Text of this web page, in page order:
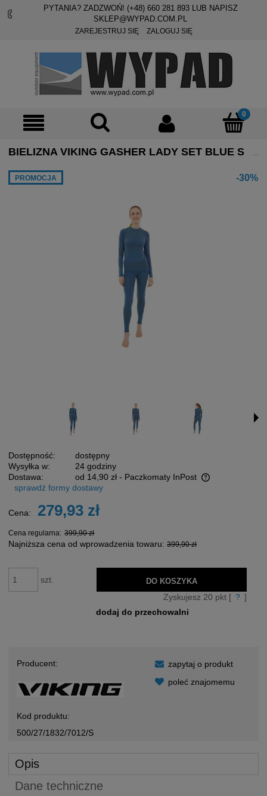
PYTANIA? ZADZWOŃ! (+48) 660 281 893LUB NAPISZ
SKLEP@WYPAD.COM.PL
ZAREJESTRUJ SIĘ ZALOGUJ SIĘ
BIELIZNA VIKING GASHER LADY SET BLUE S
PROMOCJA -30%
Dostępność:
dostępny
Wysyłka w:
24 godziny
Dostawa:
od 14,90 zł - Paczkomaty InPost
Cena nie zawiera ewentualnych kosztów płatności
sprawdź formy dostawy
Cena: 279,93 zł
Cena regularna: 399,90 zł
Najniższa cena od wprowadzenia towaru: 399,90 zł
szt. DO KOSZYKA
Zyskujesz 20 pkt [ ? ]
dodaj do przechowalni
Producent:
Kod produktu:
500/27/1832/7012/S
zapytaj o produkt
poleć znajomemu
Opis
Dane techniczne